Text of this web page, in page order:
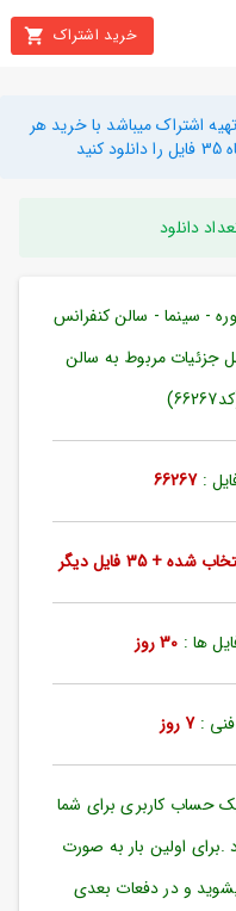
خرید اشتراک
اشتراک میباشد با خرید هر
دانلود
- سینما - سالن کنفرانس
جزئیات مربوط به سالن
:
66267
شده + 35 فایل دیگر
ها : 30 روز
فنی :7 روز
یک حساب کاربری برای شما
اولین بار به صورت
و در دفعات بعدی